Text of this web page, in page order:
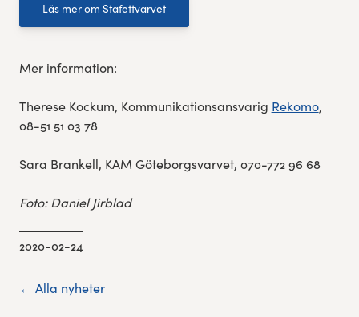
Läs mer om Stafettvarvet
Mer information:
Therese Kockum, Kommunikationsansvarig ​Rekomo,
08-51 51 03 78
​Sara Brankell, KAM ​Göteborgsvarvet, 070-772 96 68
Foto: Daniel Jirblad
2020-02-24
← Alla nyheter